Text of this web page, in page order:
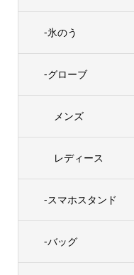
-氷のう
-グローブ
メンズ
レディース
-スマホスタンド
-バッグ